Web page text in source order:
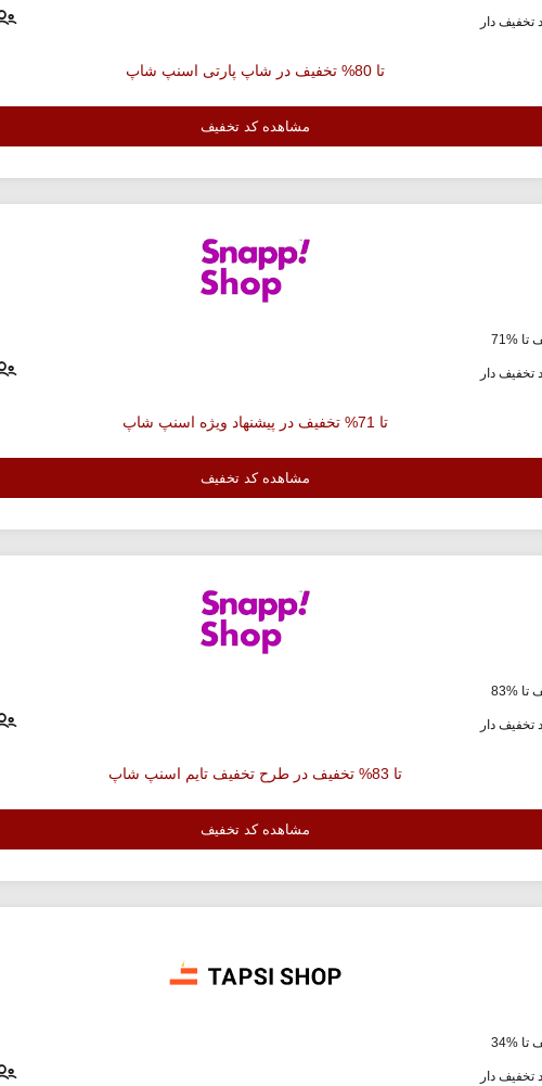
تخفیف دار
تا 80% تخفیف در شاپ پارتی اسنپ شاپ
مشاهده کد تخفیف
تا %71
تخفیف دار
تا 71% تخفیف در پیشنهاد ویژه اسنپ شاپ
مشاهده کد تخفیف
تا %83
تخفیف دار
تا 83% تخفیف در طرح تخفیف تایم اسنپ شاپ
مشاهده کد تخفیف
تا %34
تخفیف دار